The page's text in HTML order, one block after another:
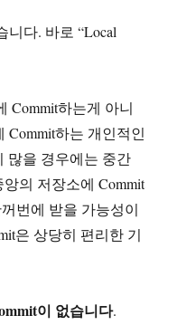
니다. 바로 “Local
Commit하는게 아니
Commit하는 개인적인
많을 경우에는 중간
의 저장소에 Commit
번에 받을 가능성이
은 상당히 편리한 기
이 없습니다.